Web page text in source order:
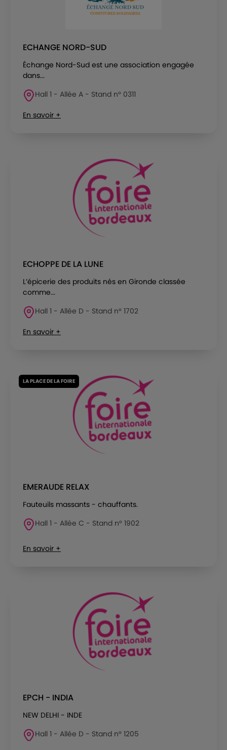
ECHANGE NORD-SUD
Échange Nord-Sud est une association engagée
dans...
Hall 1 - Allée A - Stand n° 0311
En savoir +
ECHOPPE DE LA LUNE
L’épicerie des produits nés en Gironde classée
comme...
Hall 1 - Allée D - Stand n° 1702
En savoir +
LA PLACE DE LA FOIRE
EMERAUDE RELAX
Fauteuils massants - chauffants.
Hall 1 - Allée C - Stand n° 1902
En savoir +
EPCH - INDIA
NEW DELHI - INDE
Hall 1 - Allée D - Stand n° 1205